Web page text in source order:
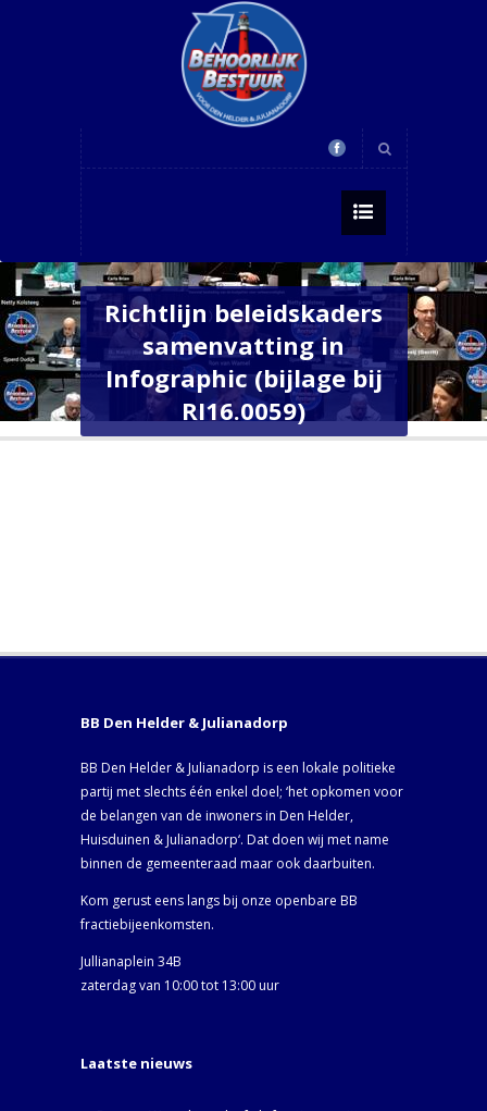
Richtlijn beleidskaders
samenvatting in
Infographic (bijlage bij
RI16.0059)
BB Den Helder & Julianadorp
BB Den Helder & Julianadorp is een lokale politieke
partij met slechts één enkel doel; ‘het opkomen voor
de belangen van de inwoners in Den Helder,
Huisduinen & Julianadorp‘. Dat doen wij met name
binnen de gemeenteraad maar ook daarbuiten.
Kom gerust eens langs bij onze openbare BB
fractiebijeenkomsten.
Jullianaplein 34B
zaterdag van 10:00 tot 13:00 uur
Laatste nieuws